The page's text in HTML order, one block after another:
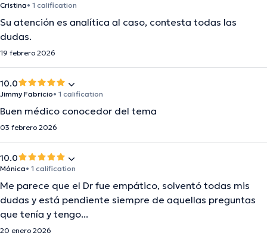
Cristina• 1 calification
Su atención es analítica al caso, contesta todas las
dudas.
19 febrero 2026
10.0
Jimmy Fabricio• 1 calification
Buen médico conocedor del tema
03 febrero 2026
10.0
Mónica• 1 calification
Me parece que el Dr fue empático, solventó todas mis
dudas y está pendiente siempre de aquellas preguntas
que tenía y tengo...
20 enero 2026